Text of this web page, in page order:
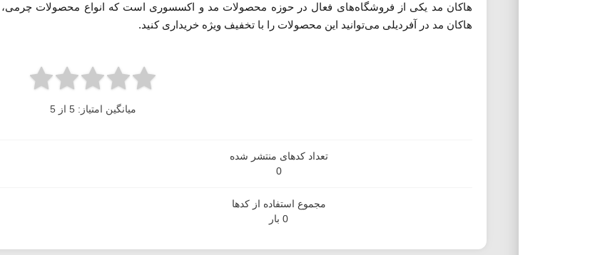
هاکان مد یکی از فروشگاه‌های فعال در حوزه محصولات مد و اکسسوری است که انواع محصولات چرمی،
هاکان مد در آفردیلی می‌توانید این محصولات را با تخفیف ویژه خریداری کنید.
میانگین امتیاز: 5 از 5
تعداد کدهای منتشر شده
0
مجموع استفاده از کدها
0 بار